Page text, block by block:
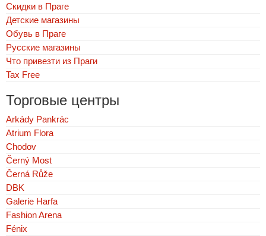
Скидки в Праге
Детские магазины
Обувь в Праге
Русские магазины
Что привезти из Праги
Tax Free
Торговые центры
Arkády Pankrác
Atrium Flora
Chodov
Černý Most
Černá Růže
DBK
Galerie Harfa
Fashion Arena
Fénix